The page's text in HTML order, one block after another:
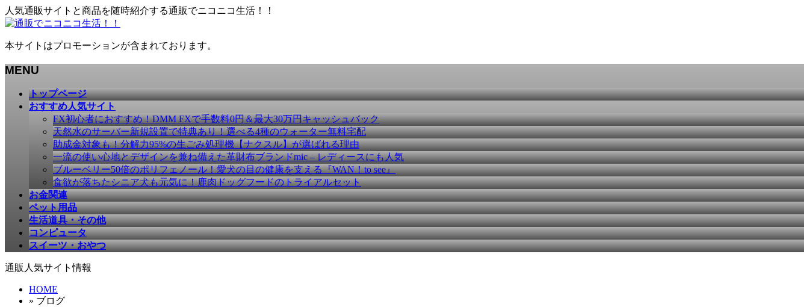
人気通販サイトと商品を随時紹介する通販でニコニコ生活！！
本サイトはプロモーションが含まれております。
MENU
トップページ
おすすめ人気サイト
FX初心者におすすめ！DMM FXで手数料0円＆最大30万円キャッシュバック
天然水のサーバー新規設置で特典あり！選べる4種のウォーター無料宅配
助成金対象も！分解力95%の生ごみ処理機【ナクスル】が選ばれる理由
一流の使い心地とデザインを兼ね備えた革財布ブランドmic – レディースにも人気
ブルーベリー50倍のポリフェノール！愛犬の目の健康を支える『WAN！to see』
食欲が落ちたシニア犬も元気に！鹿肉ドッグフードのトライアルセット
お金関連
ペット用品
生活道具・その他
コンピュータ
スイーツ・おやつ
通販人気サイト情報
HOME
» ブログ